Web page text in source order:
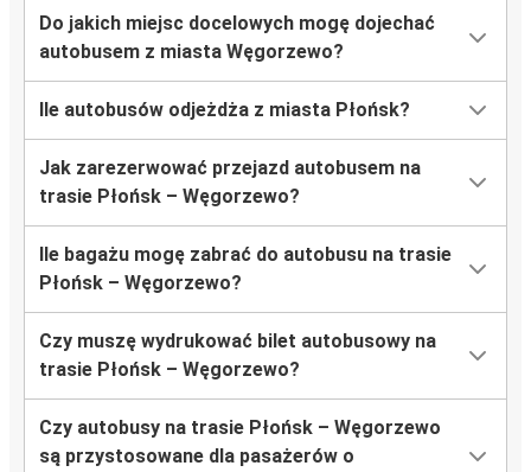
Do jakich miejsc docelowych mogę dojechać
autobusem z miasta Węgorzewo?
Ile autobusów odjeżdża z miasta Płońsk?
Jak zarezerwować przejazd autobusem na
trasie Płońsk – Węgorzewo?
Ile bagażu mogę zabrać do autobusu na trasie
Płońsk – Węgorzewo?
Czy muszę wydrukować bilet autobusowy na
trasie Płońsk – Węgorzewo?
Czy autobusy na trasie Płońsk – Węgorzewo
są przystosowane dla pasażerów o